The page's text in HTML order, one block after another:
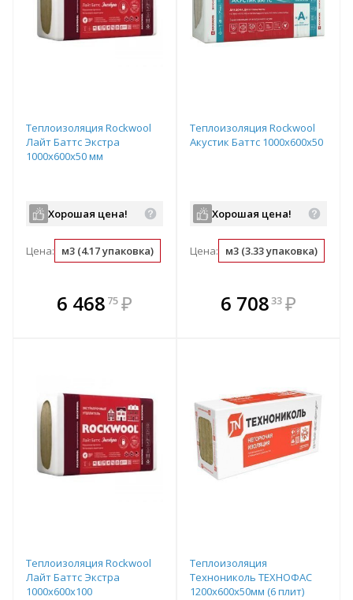
Теплоизоляция Rockwool
Лайт Баттс Экстра
1000х600х50 мм
Хорошая цена!
Цена: м3 (4.17 упаковка) упаковка (0.24 м3) м2 (0.05 м3)
6 468 75 ₽
В комплекте
всегда выгоднее!
Теплоизоляция Rockwool
Акустик Баттс 1000х600х50
Хорошая цена!
Цена: м3 (3.33 упаковка)
В комплекте
всегда выгоднее!
6 70833 ₽
Теплоизоляция Rockwool
Лайт Баттс Экстра
1000х600х100
Теплоизоляция
Технониколь ТЕХНОФАС
1200х600х50мм (6 плит)